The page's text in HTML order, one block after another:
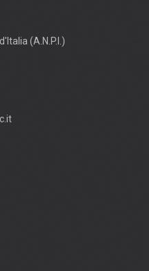
(A.N.P.I.)